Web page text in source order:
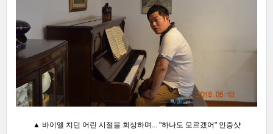
▲ 바이엘 치던 어린 시절을 회상하며... "하나도 모르겠어" 인증샷